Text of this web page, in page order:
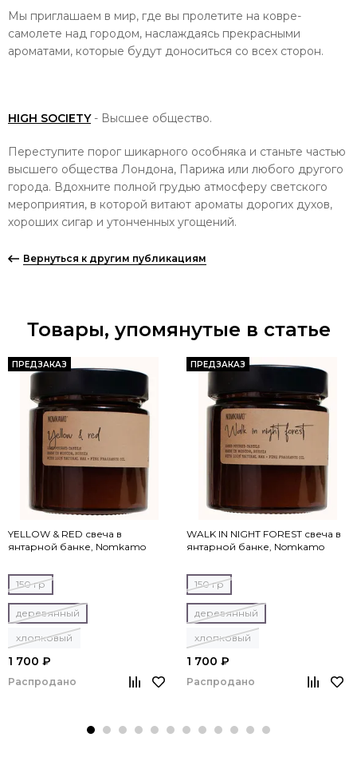
Мы приглашаем в мир, где вы пролетите на ковре-
самолете над городом, наслаждаясь прекрасными
ароматами, которые будут доноситься со всех сторон.
HIGH SOCIETY- Высшее общество.
Переступите порог шикарного особняка и станьте частью
высшего общества Лондона, Парижа или любого другого
города. Вдохните полной грудью атмосферу светского
мероприятия, в которой витают ароматы дорогих духов,
хороших сигар и утонченных угощений.
Вернуться к другим публикациям
Товары, упомянутые в статье
ПРЕДЗАКАЗ
YELLOW & RED свеча в
янтарной банке, Nomkamo
150 гр
деревянный
хлопковый
1 700 ₽
Распродано
ПРЕДЗАКАЗ
WALK IN NIGHT FOREST свеча в
янтарной банке, Nomkamo
150 гр
деревянный
хлопковый
1 700 ₽
Распродано